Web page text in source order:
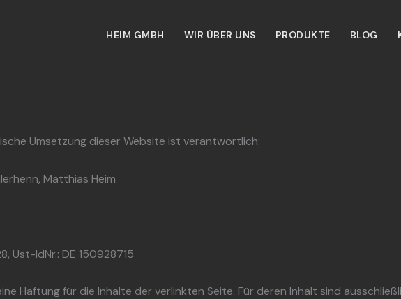
HEIM GMBH WIR ÜBER UNS PRODUKTE BLOG
Umsetzung dieser Website ist verantwortlich:
Matthias Heim
Ust-IdNr.: DE 150928715
Haftung für die Inhalte der verlinkten Seite. Für deren Inhalt sind